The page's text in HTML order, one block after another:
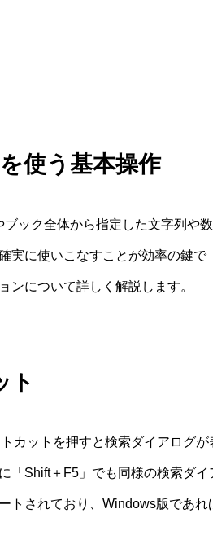
使う基本操作
ック全体から指定した文字列や数
実に使いこなすことが効率の鍵で
ンについて詳しく解説します。
ト
カットを押すと検索ダイアログが
「Shift＋F5」でも同様の検索ダイ
トされており、Windows版であれ